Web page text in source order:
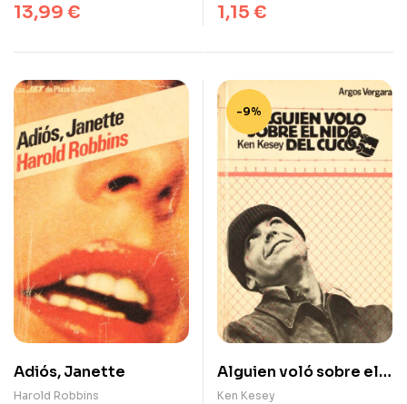
13,99 € 1,15 €
Adiós, Janette
Harold Robbins
-9%
Alguien voló sobre el
nido del cuco
Ken Kesey